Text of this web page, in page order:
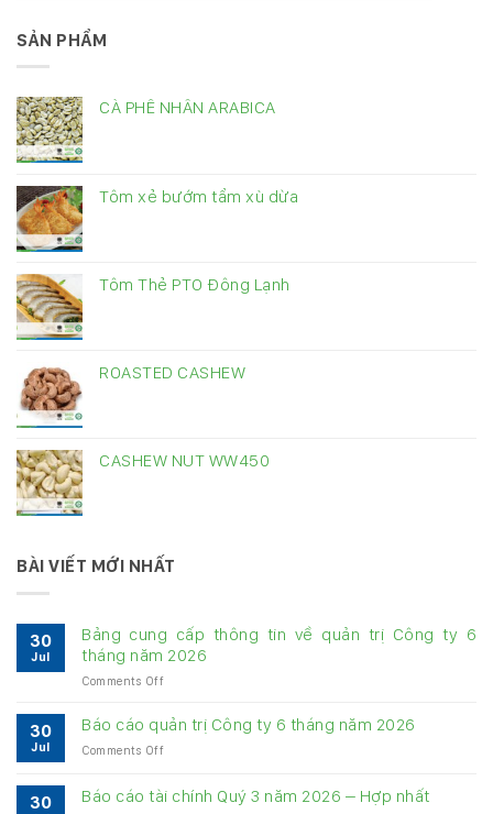
SẢN PHẨM
CÀ PHÊ NHÂN ARABICA
Tôm xẻ bướm tẩm xù dừa
Tôm Thẻ PTO Đông Lạnh
ROASTED CASHEW
CASHEW NUT WW450
BÀI VIẾT MỚI NHẤT
30
Jul
Bảng cung cấp thông tin về quản trị Công ty 6
tháng năm 2026
Comments Offon
cung
về
30
Jul
Báo cáo quản trị Công ty 6 tháng năm 2026
Comments Offon
quản
30 Báo cáo tài chính Quý 3 năm 2026 – Hợp nhất